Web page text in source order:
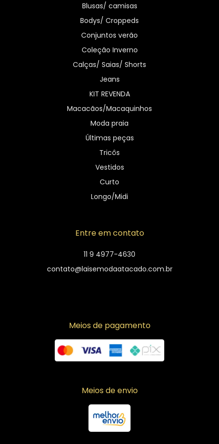
Blusas/ camisas
Bodys/ Croppeds
Conjuntos verão
Coleção Inverno
Calças/ Saias/ Shorts
Jeans
KIT REVENDA
Macacãos/Macaquinhos
Moda praia
Últimas peças
Tricôs
Vestidos
Curto
Longo/Midi
Entre em contato
11 9 4977-4630
contato@laisemodaatacado.com.br
Meios de pagamento
Meios de envio